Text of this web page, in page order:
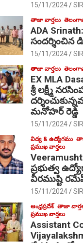
15/11/2024
తాజా వార్తలు
ADA
సంద‌ర్శించిన
15/11/2024
తాజా వార్తలు
EX MLA
శ్రీ లక్ష్మీ
మనోహర్ రెడ్డి
15/11/2024
విద్య & ఉద్యోగము
ప్రముఖ వార్తలు
ప్రభుత్వ
వీరముష్టి
15/11/2024
ఆంధ్రప్రదేశ్ తాజా
ప్రముఖ వార్తలు
Assistant